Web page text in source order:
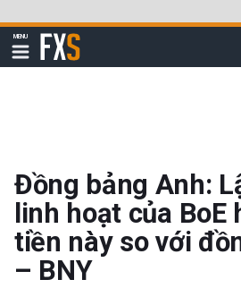
qua
đi
MENU
Hiển
thị
FXStreet
Đồng bảng Anh:
linh hoạt của BoE
tiền này so với
– BNY